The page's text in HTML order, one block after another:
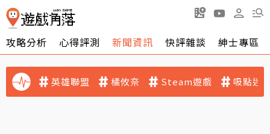
攻略分析 心得評測 新聞資訊 快評雜談 紳士專區
英雄聯盟 橘攸奈 Steam遊戲 吸點迷